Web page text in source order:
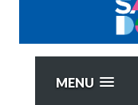
MENU